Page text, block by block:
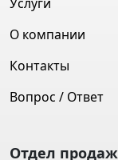
О компании
Контакты
Вопрос / Ответ
Отдел продаж